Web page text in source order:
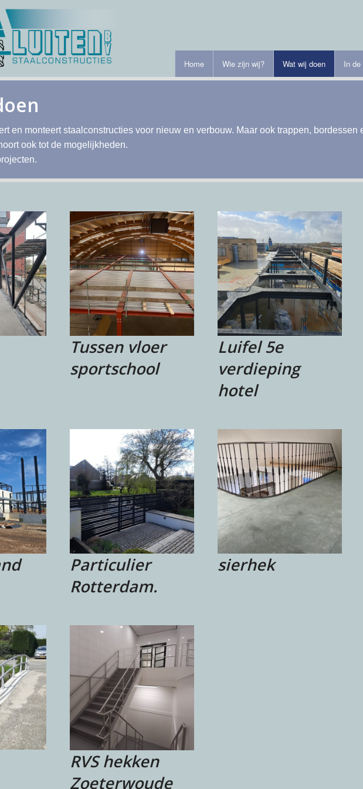
Home Wie zijn wij? Wat wij doen In
en monteert staalconstructies voor nieuw en verbouw. Maar ook trappen, bordessen
ook tot de mogelijkheden.
Tussen vloer
sportschool
Luifel 5e
verdieping
hotel
Particulier
Rotterdam.
sierhek
RVS hekken
Zoeterwoude